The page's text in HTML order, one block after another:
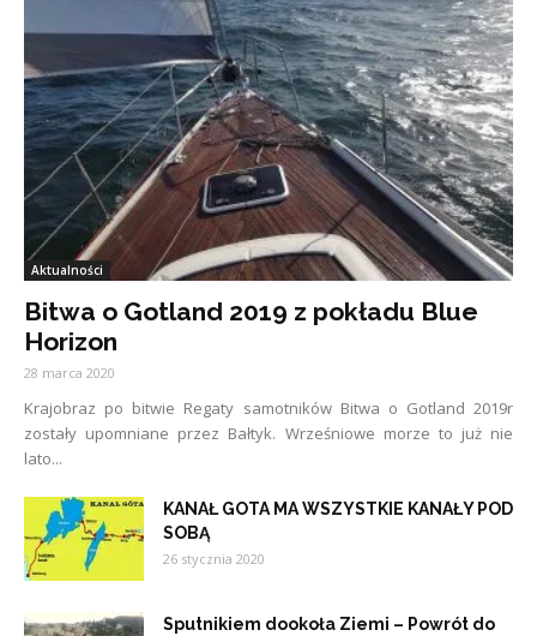
Aktualności
Bitwa o Gotland 2019 z pokładu Blue
Horizon
28 marca 2020
Krajobraz po bitwie Regaty samotników Bitwa o Gotland 2019r
zostały upomniane przez Bałtyk. Wrześniowe morze to już nie
lato...
KANAŁ GOTA MA WSZYSTKIE KANAŁY POD
SOBĄ
26 stycznia 2020
Sputnikiem dookoła Ziemi – Powrót do